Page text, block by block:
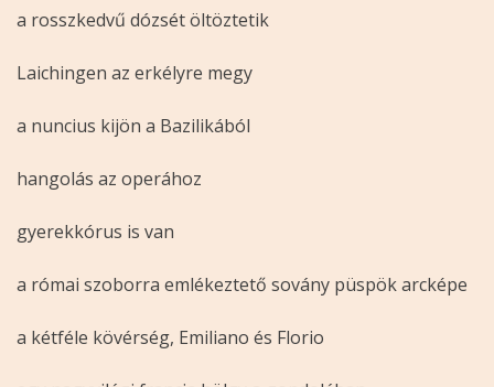
a rosszkedvű dózsét öltöztetik
Laichingen az erkélyre megy
a nuncius kijön a Bazilikából
hangolás az operához
gyerekkórus is van
a római szoborra emlékeztető sovány püspök arcképe
a kétféle kövérség, Emiliano és Florio